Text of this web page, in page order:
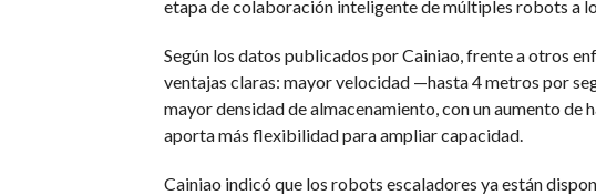
etapa de colaboración inteligente de múltiples robots a
Según los datos publicados por Cainiao, frente a otros
ventajas claras: mayor velocidad —hasta 4 metros por
mayor densidad de almacenamiento, con un aumento de
aporta más flexibilidad para ampliar capacidad.
Cainiao indicó que los robots escaladores ya están